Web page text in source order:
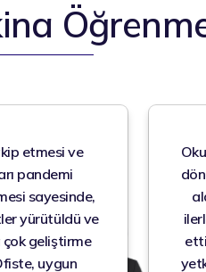
etmesi ve
pandemi
sayesinde,
yürütüldü ve
geliştirme
uygun